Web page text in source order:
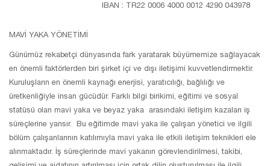
IBAN : TR22 0006 4000 0012 4290 043978
MAVİ YAKA YÖNETİMİ
Günümüz rekabetçi dünyasında fark yaratarak büyümemize sağlayacak
en önemli faktörlerden biri şirket içi ve dışı iletişimi kuvvetlendirmektir.
Kuruluşların en önemli kaynağı enerjisi, yaratıcılığı, bağlılığı ve
üretkenliğiyle insan gücüdür. Farklı bilgi birikimi, eğitimi ve sosyal
statüsü olan mavi yaka ve beyaz yaka arasındaki iletişim kazaları iş
süreçlerine yansır. Bu eğitimde mavi yaka ile çalışan yönetici ve ilgili
bölüm çalışanlarının katılımıyla mavi yaka ile etkili iletişim teknikleri ele
alınmaktadır. İş süreçlerinde mavi yakanın görevlendirilmesi, takibi,